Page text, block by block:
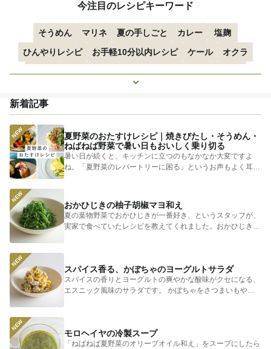
今注目のレシピキーワード
そうめん マリネ 夏の手しごと カレー
塩麹
ひんやりレシピ
お手軽10分以内レシピ ケール
オクラ
空心菜
枝豆 すずかぼちゃ つるむらさき
トマト
もっと見る
新着記事
夏野菜のおたすけレシピ｜焼きびたし・そうめん・
ねばねば野菜で暑い日もおいしく乗り切る
暑い日が続くと、キッチンに立つのもなかなか大変ですよ
ね。「夏野菜のレパートリーに困る」というお声もよく耳に
します。 そ...
おかひじきの柚子胡椒マヨ和え
夏の葉物野菜でおかひじきが一番好き、というスタッフが、
実家で食べていたレシピを教えてくれました。おかひじきの
スパイス香る、かぼちゃのヨーグルトサラダ
スパイスの香りとヨーグルトの爽やかな酸味がクセになる、
エスニック風味のサラダです。 かぼちゃをさつまいもやじ
モロヘイヤの冷製スープ
「ねばねば夏野菜のオリーブオイル和え」をスープにしたら